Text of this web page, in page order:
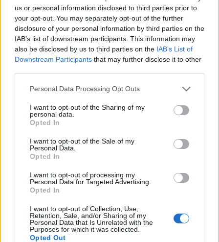
us or personal information disclosed to third parties prior to
your opt-out. You may separately opt-out of the further
disclosure of your personal information by third parties on the
IAB’s list of downstream participants. This information may
also be disclosed by us to third parties on the IAB’s List of
Downstream Participants that may further disclose it to other
Personal Data Processing Opt Outs
I want to opt-out of the Sharing of my
personal data.
Opted In
I want to opt-out of the Sale of my
Personal Data.
Opted In
I want to opt-out of processing my
Personal Data for Targeted Advertising.
Opted In
I want to opt-out of Collection, Use,
Retention, Sale, and/or Sharing of my
Personal Data that Is Unrelated with the
Purposes for which it was collected.
Opted Out